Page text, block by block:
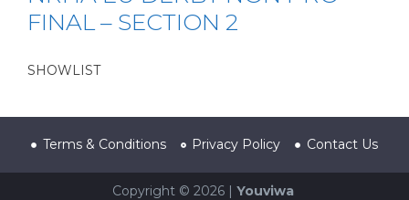
FINAL – SECTION 2
SHOWLIST
Terms & Conditions Privacy Policy Contact Us
Copyright © 2026 | Youviwa